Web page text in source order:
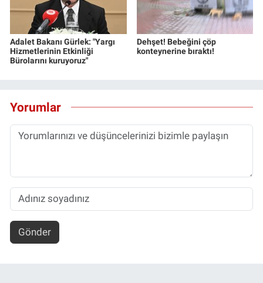
Adalet Bakanı Gürlek: "Yargı
Hizmetlerinin Etkinliği
Bürolarını kuruyoruz"
Dehşet! Bebeğini çöp
konteynerine bıraktı!
Yorumlar
Gönder